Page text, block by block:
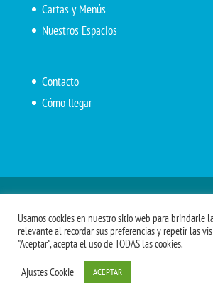
Cartas y Menús
Nuestros Espacios
Contacto
Cómo llegar
Menús Grupos 2023 Menú APV Encarga
Comidas APM
Usamos cookies en nuestro sitio web para brindarle
relevante al recordar sus preferencias y repetir las
"Aceptar", acepta el uso de TODAS las cookies.
Ajustes Cookie ACEPTAR